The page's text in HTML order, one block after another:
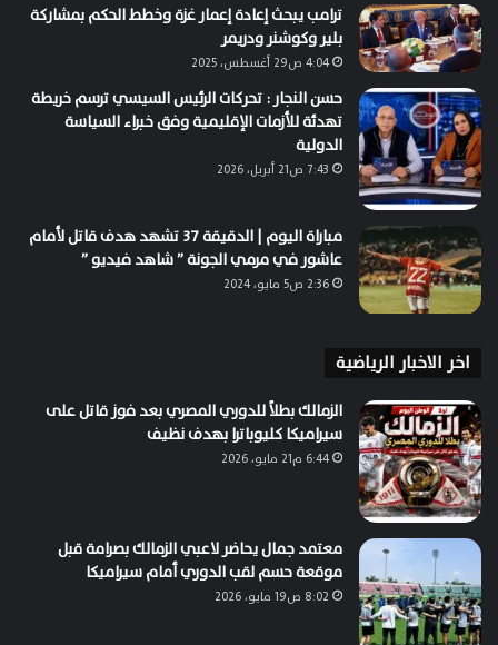
ترامب يبحث إعادة إعمار غزة وخطط الحكم بمشاركة
بلير وكوشنر ودريمر
4:04 ص29 أغسطس، 2025
حسن النجار : تحركات الرئيس السيسي ترسم خريطة
تهدئة للأزمات الإقليمية وفق خبراء السياسة
الدولية
7:43 ص21 أبريل، 2026
مباراة اليوم | الدقيقة 37 تشهد هدف قاتل لأمام
عاشور في مرمي الجونة ” شاهد فيديو ”
2:36 ص5 مايو، 2024
اخر الاخبار الرياضية
الزمالك بطلاً للدوري المصري بعد فوز قاتل على
سيراميكا كليوباترا بهدف نظيف
6:44 م21 مايو، 2026
معتمد جمال يحاضر لاعبي الزمالك بصرامة قبل
موقعة حسم لقب الدوري أمام سيراميكا
8:02 ص19 مايو، 2026